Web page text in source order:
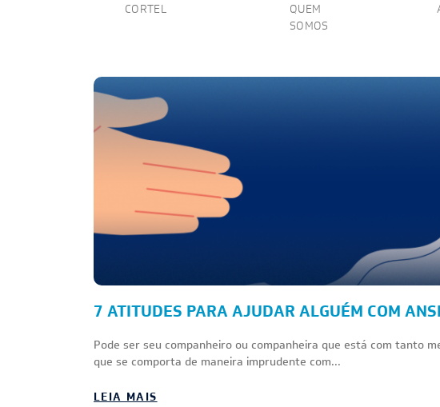
CORTEL
QUEM
SOMOS
7 ATITUDES PARA AJUDAR ALGUÉM COM
Pode ser seu companheiro ou companheira que está com tanto
que se comporta de maneira imprudente com...
LEIA MAIS